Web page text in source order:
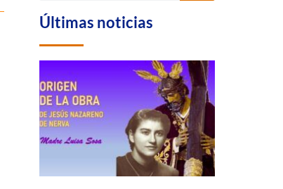
Últimas noticias